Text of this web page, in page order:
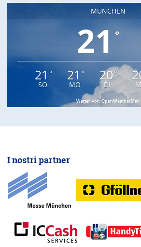
MÜNCHEN
21 °
21 °
SO
21 °
MO
20°
DI
Wetter von OpenWeatherMap
I nostri partner